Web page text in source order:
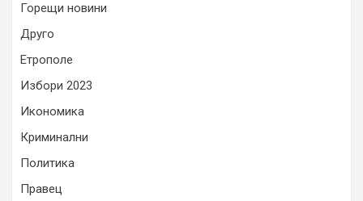
Горещи новини
Друго
Етрополе
Избори 2023
Икономика
Криминални
Политика
Правец